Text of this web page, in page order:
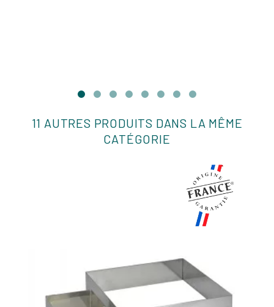
11 AUTRES PRODUITS DANS LA MÊME
CATÉGORIE